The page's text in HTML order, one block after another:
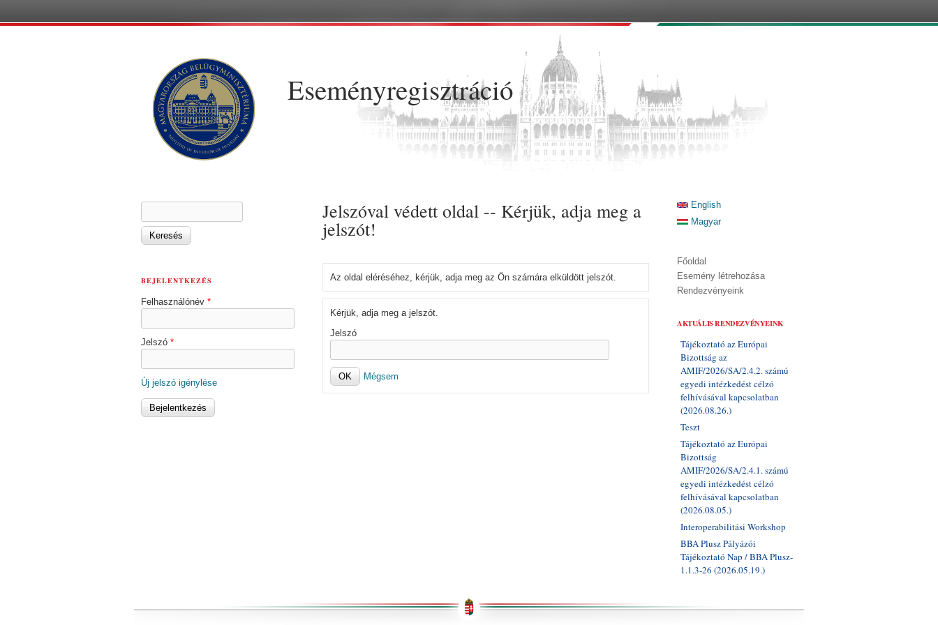
Eseményregisztráció
Jelszóval védett oldal -- Kérjük, adja meg a
jelszót!
Az oldal eléréséhez, kérjük, adja meg az Ön számára elküldött jelszót.
Kérjük, adja meg a jelszót.
Jelszó
Mégsem
KERESÉS ŰRLAP
BEJELENTKEZÉS
Felhasználónév *
Jelszó *
Új jelszó igénylése
English
Magyar
Főoldal
Esemény létrehozása
Rendezvényeink
AKTUÁLIS RENDEZVÉNYEINK
Tájékoztató az Európai
Bizottság az
AMIF/2026/SA/2.4.2. számú
egyedi intézkedést célzó
felhívásával kapcsolatban
(2026.08.26.)
Teszt
Tájékoztató az Európai
Bizottság
AMIF/2026/SA/2.4.1. számú
egyedi intézkedést célzó
felhívásával kapcsolatban
(2026.08.05.)
Interoperabilitási Workshop
BBA Plusz Pályázói
Tájékoztató Nap / BBA Plusz-
1.1.3-26 (2026.05.19.)